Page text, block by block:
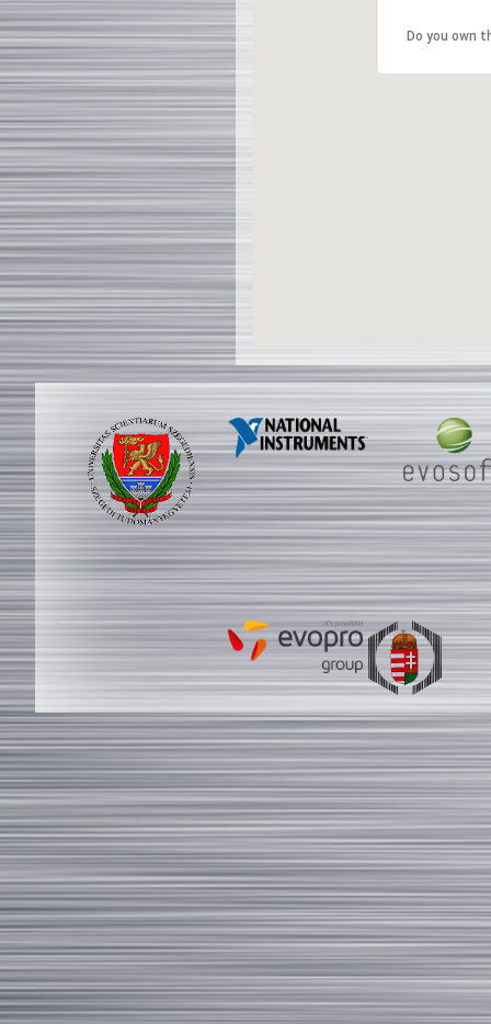
Do you own